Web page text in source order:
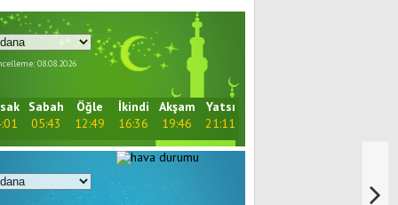
08.08.2026
Sabah
05:43
Öğle
12:49
İkindi
16:36
Akşam
19:46
Yatsı
21:11